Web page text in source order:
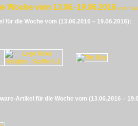
Woche vom 13.06.-19.06.2016 von
für die Woche vom (13.06.2016 – 19.06.2016):
Artikel für die Woche vom (13.06.2016 –